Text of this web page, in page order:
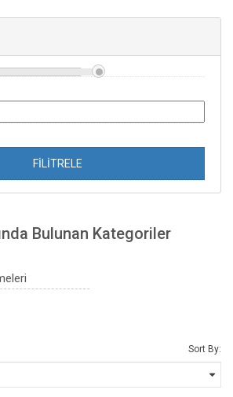
FİLİTRELE
Bulunan Kategoriler
Sort By: